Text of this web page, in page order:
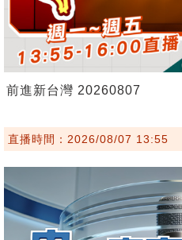
前進新台灣 20260807
直播時間：2026/08/07 13:55